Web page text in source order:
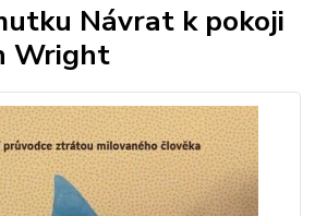
Návrat k pokoji
Wright